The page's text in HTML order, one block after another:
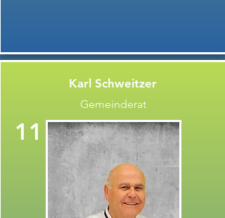
Karl Schweitzer
Gemeinderat
11